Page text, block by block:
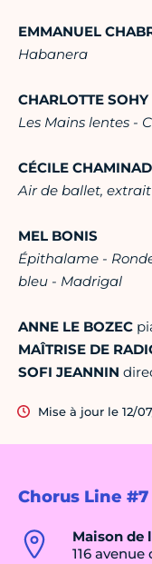
Chorus Line #7
Maison de
116
EMMANUEL
Habanera
CHARLOTTE SOHY
Les Mains lentes -
CÉCILE
Air de ballet,
MEL BONIS
Épithalame -
bleu - Madrigal
ANNE LE BOZEC
MAÎTRISE DE
SOFI JEANNIN
Mise à jour le 12/